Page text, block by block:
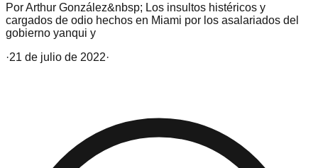
Por Arthur González&nbsp; Los insultos histéricos y
cargados de odio hechos en Miami por los asalariados del
gobierno yanqui y
·21 de julio de 2022·